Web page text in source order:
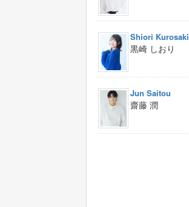
Shiori Kurosaki
黒崎 しおり
Jun Saitou
齋藤 潤